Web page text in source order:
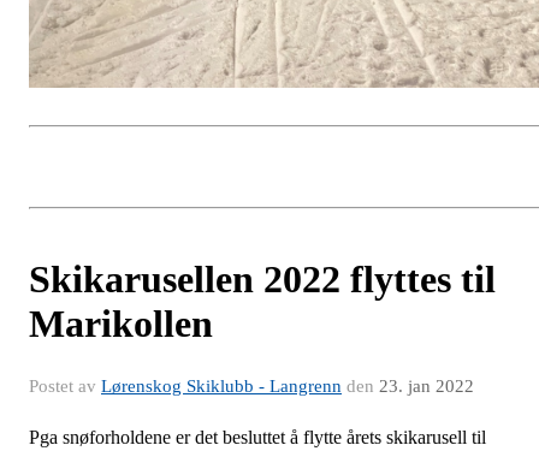
Skikarusellen 2022 flyttes til
Marikollen
Postet av Lørenskog Skiklubb - Langrenn den 23. jan 2022
Pga snøforholdene er det besluttet å flytte årets skikarusell til